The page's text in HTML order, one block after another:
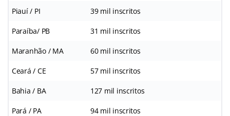
Piauí / PI 39 mil inscritos
Paraíba/ PB 31 mil inscritos
Maranhão / MA 60 mil inscritos
Ceará / CE 57 mil inscritos
Bahia / BA 127 mil inscritos
Pará / PA 94 mil inscritos